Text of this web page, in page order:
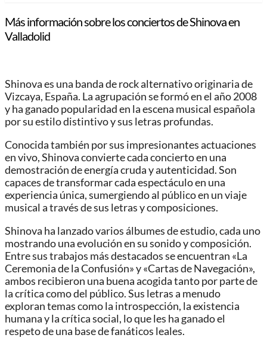
Más información sobre los conciertos de Shinova en
Valladolid
Shinova es una banda de rock alternativo originaria de
Vizcaya, España. La agrupación se formó en el año 2008
y ha ganado popularidad en la escena musical española
por su estilo distintivo y sus letras profundas.
Conocida también por sus impresionantes actuaciones
en vivo, Shinova convierte cada concierto en una
demostración de energía cruda y autenticidad. Son
capaces de transformar cada espectáculo en una
experiencia única, sumergiendo al público en un viaje
musical a través de sus letras y composiciones.
Shinova ha lanzado varios álbumes de estudio, cada uno
mostrando una evolución en su sonido y composición.
Entre sus trabajos más destacados se encuentran «La
Ceremonia de la Confusión» y «Cartas de Navegación»,
ambos recibieron una buena acogida tanto por parte de
la crítica como del público. Sus letras a menudo
exploran temas como la introspección, la existencia
humana y la crítica social, lo que les ha ganado el
respeto de una base de fanáticos leales.